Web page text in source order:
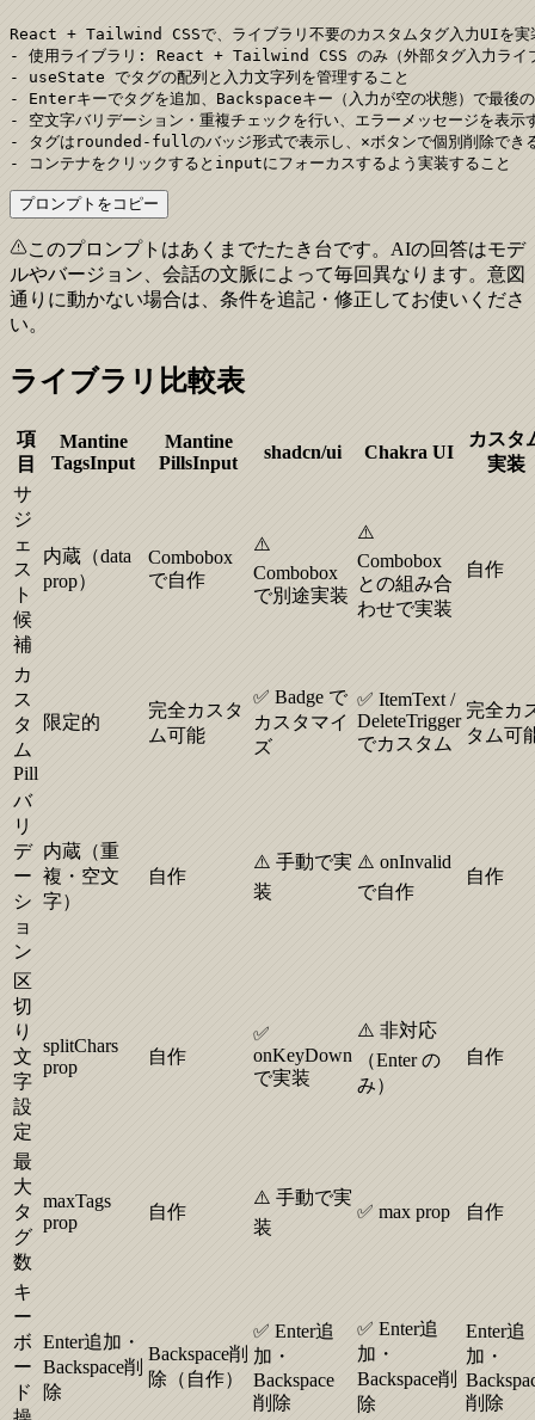
React + Tailwind CSSで、ライブラリ不要のカスタムタグ入力UIを実
- 使用ライブラリ: React + Tailwind CSS のみ（外部タグ入力ライ
- useState でタグの配列と入力文字列を管理すること
- Enterキーでタグを追加、Backspaceキー（入力が空の状態）で最後の
- 空文字バリデーション・重複チェックを行い、エラーメッセージを表示
- タグはrounded-fullのバッジ形式で表示し、×ボタンで個別削除でき
- コンテナをクリックするとinputにフォーカスするよう実装すること
プロンプトをコピー
このプロンプトはあくまでたたき台です。AIの回答はモデ
ルやバージョン、会話の文脈によって毎回異なります。意図
通りに動かない場合は、条件を追記・修正してお使いくださ
い。
ライブラリ比較表
項
目
Mantine
TagsInput
Mantine
PillsInput
shadcn/ui Chakra UI
カスタ
実装
サ
ジ
ェ
ス
ト
候
補
内蔵（data
prop）
Combobox
で自作
⚠️
Combobox
で別途実装
⚠️
Combobox
との組み合
わせで実装
自作
カ
ス
タ
ム
Pill
限定的
完全カスタ
ム可能
✅ Badge で
カスタマイ
ズ
✅ ItemText /
DeleteTrigger
でカスタム
完全カ
タム可
バ
リ
デ
ー
シ
ョ
ン
内蔵（重
複・空文
字）
自作
⚠️ 手動で実
装
⚠️ onInvalid
で自作
自作
区
切
り
文
字
設
定
splitChars
prop
自作
✅
onKeyDown
で実装
⚠️ 非対応
（Enter の
み）
自作
最
大
タ
グ
数
maxTags
prop
自作
⚠️ 手動で実
装
✅ max prop 自作
キ
ー
ボ
ー
ド
Enter追加・
Backspace削
除
Backspace削
除（自作）
✅ Enter追
加・
Backspace
削除
✅ Enter追
加・
Backspace削
除
Enter追
加・
削除